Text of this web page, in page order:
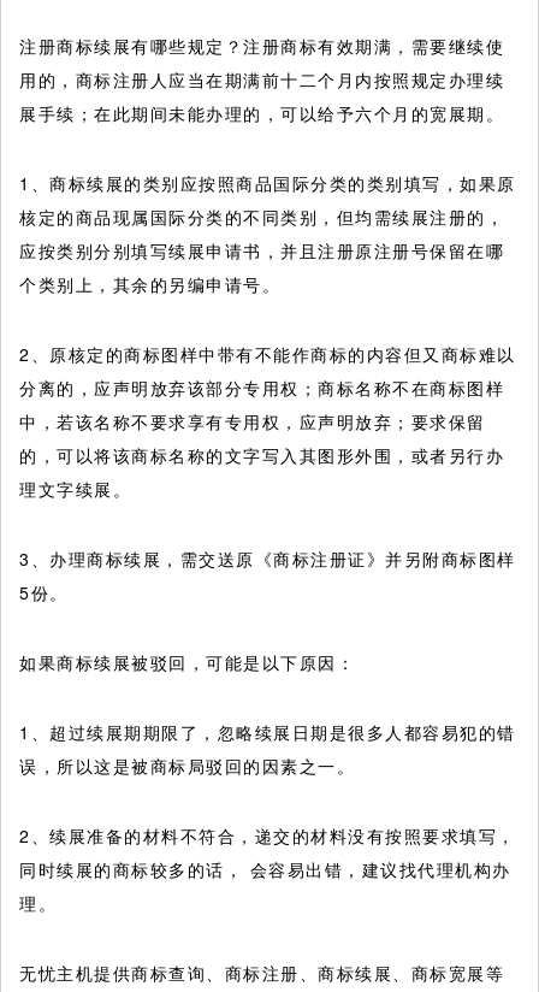
注册商标续展有哪些规定？注册商标有效期满，需要继续使
用的，商标注册人应当在期满前十二个月内按照规定办理续
展手续；在此期间未能办理的，可以给予六个月的宽展期。
1、商标续展的类别应按照商品国际分类的类别填写，如果原
核定的商品现属国际分类的不同类别，但均需续展注册的，
应按类别分别填写续展申请书，并且注册原注册号保留在哪
个类别上，其余的另编申请号。
2、原核定的商标图样中带有不能作商标的内容但又商标难以
分离的，应声明放弃该部分专用权；商标名称不在商标图样
中，若该名称不要求享有专用权，应声明放弃；要求保留
的，可以将该商标名称的文字写入其图形外围，或者另行办
理文字续展。
3、办理商标续展，需交送原《商标注册证》并另附商标图样
5份。
如果商标续展被驳回，可能是以下原因：
1、超过续展期期限了，忽略续展日期是很多人都容易犯的错
误，所以这是被商标局驳回的因素之一。
2、续展准备的材料不符合，递交的材料没有按照要求填写，
同时续展的商标较多的话， 会容易出错，建议找代理机构办
理。
无忧主机提供商标查询、商标注册、商标续展、商标宽展等